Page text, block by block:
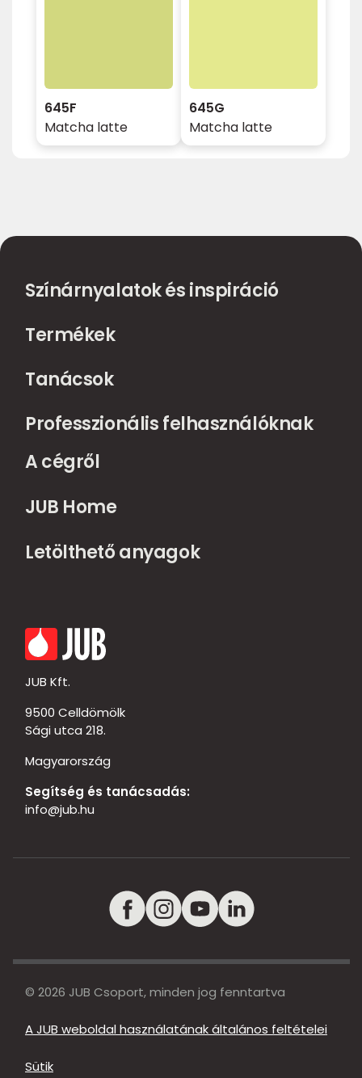
645F
Matcha latte
645G
Matcha latte
Színárnyalatok és inspiráció
Termékek
Tanácsok
Professzionális felhasználóknak
A cégről
JUB Home
Letölthető anyagok
JUB Kft.
9500 Celldömölk
Sági utca 218.
Magyarország
Segítség és tanácsadás:
info@jub.hu
© 2026 JUB Csoport, minden jog fenntartva
A JUB weboldal használatának általános feltételei
Sütik